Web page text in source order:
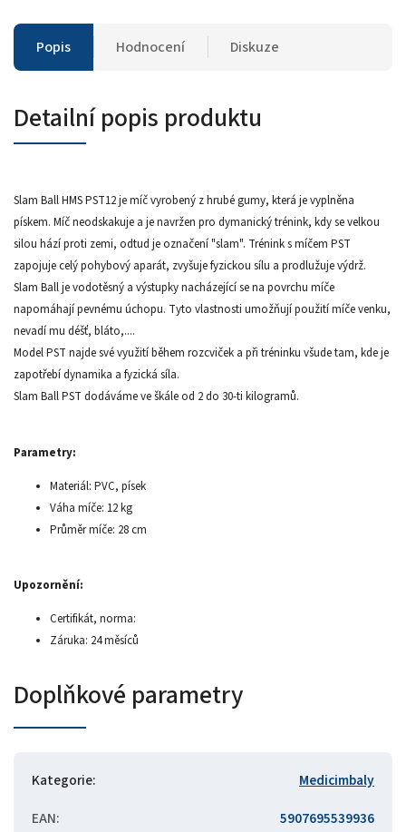
Popis Hodnocení Diskuze
Detailní popis produktu
Slam Ball HMS PST12 je míč vyrobený z hrubé gumy, která je vyplněna
pískem. Míč neodskakuje a je navržen pro dymanický trénink, kdy se velkou
silou hází proti zemi, odtud je označení "slam". Trénink s míčem PST
zapojuje celý pohybový aparát, zvyšuje fyzickou sílu a prodlužuje výdrž.
Slam Ball je vodotěsný a výstupky nacházející se na povrchu míče
napomáhají pevnému úchopu. Tyto vlastnosti umožňují použití míče venku,
nevadí mu déšť, bláto,....
Model PST najde své využití během rozcviček a při tréninku všude tam, kde je
zapotřebí dynamika a fyzická síla.
Slam Ball PST dodáváme ve škále od 2 do 30-ti kilogramů.
Parametry:
Materiál: PVC, písek
Váha míče: 12 kg
Průměr míče: 28 cm
Upozornění:
Certifikát, norma:
Záruka: 24 měsíců
Doplňkové parametry
Kategorie:
Medicimbaly
EAN: 5907695539936